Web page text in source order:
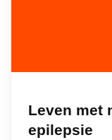
Leven met
epilepsie